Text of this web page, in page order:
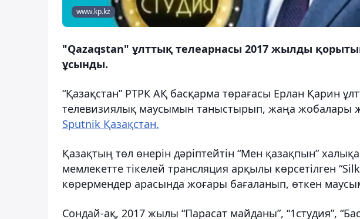
www.kp.kz
"Qazaqstan" ұлттық телеарнасы 2017 жылды
ұсынды.
“Қазақстан” РТРК АҚ басқарма төрағасы Ерлан Қарин
телевизиялық маусымын таныстырып, жаңа жобалары
Sputnik Қазақстан.
Қазақтың төл өнерін дәріптейтін “Мен қазақпын”
мемлекетте тікелей трансляция арқылы көрсетілген
көрермендер арасында жоғары бағаланып, өткен
Сондай-ақ, 2017 жылы “Парасат майданы”, “1студия”,